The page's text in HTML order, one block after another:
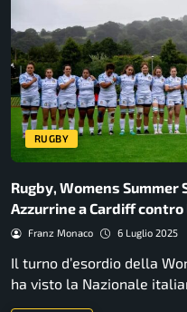
RUGBY
Rugby, Womens
Azzurrine a Cardiff contro
Franz Monaco 6 Luglio 2025
Il turno d’esordio della
ha visto la Nazionale